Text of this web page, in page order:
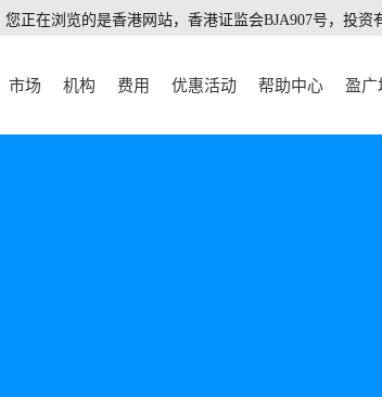
您正在浏览的是香港网站，香港证监会BJA907号，投资
市场 机构 费用 优惠活动 帮助中心 盈广